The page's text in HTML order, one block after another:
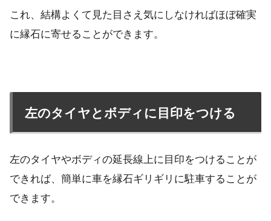
これ、結構よくて見た目さえ気にしなければほぼ確実
に縁石に寄せることができます。
左のタイヤとボディに目印をつける
左のタイヤやボディの延長線上に目印をつけることが
できれば、簡単に車を縁石ギリギリに駐車することが
できます。